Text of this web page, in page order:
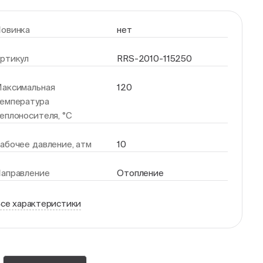
нет
RRS-2010-115250
°С
120
давление, атм 10
Отопление
характеристики